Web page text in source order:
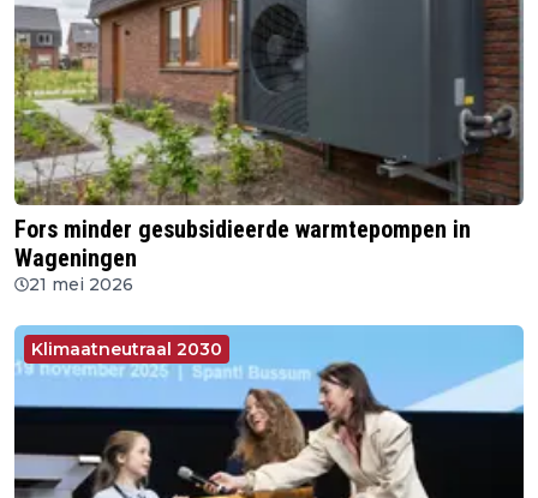
Fors minder gesubsidieerde warmtepompen in
Wageningen
21 mei 2026
Klimaatneutraal 2030